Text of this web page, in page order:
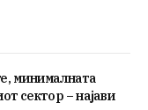
минималната
сектор – најави